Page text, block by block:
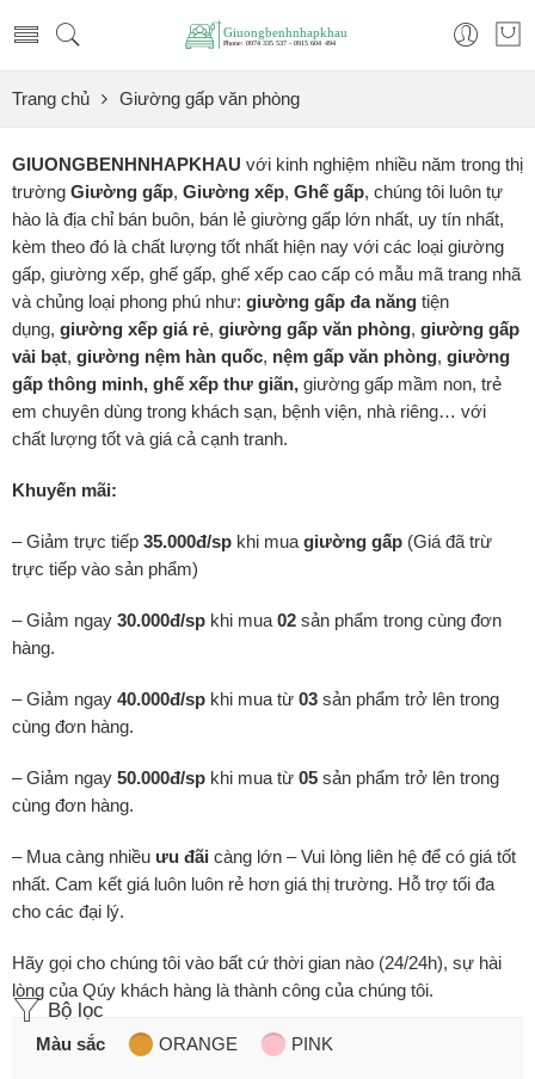
Trang chủ Giường gấp văn phòng
GIUONGBENHNHAPKHAU với kinh nghiệm nhiều năm trong thị
trường Giường gấp, Giường xếp, Ghế gấp, chúng tôi luôn tự
hào là địa chỉ bán buôn, bán lẻ giường gấp lớn nhất, uy tín nhất,
kèm theo đó là chất lượng tốt nhất hiện nay với các loại giường
gấp, giường xếp, ghế gấp, ghế xếp cao cấp có mẫu mã trang nhã
và chủng loại phong phú như: giường gấp đa năng tiện
dụng, giường xếp giá rẻ, giường gấp văn phòng, giường gấp
vải bạt, giường nệm hàn quốc, nệm gấp văn phòng, giường
gấp thông minh, ghế xếp thư giãn, giường gấp mầm non, trẻ
em chuyên dùng trong khách sạn, bệnh viện, nhà riêng… với
chất lượng tốt và giá cả cạnh tranh.
Khuyến mãi:
– Giảm trực tiếp 35.000đ/sp khi mua giường gấp (Giá đã trừ
trực tiếp vào sản phẩm)
– Giảm ngay 30.000đ/sp khi mua 02 sản phẩm trong cùng đơn
hàng.
– Giảm ngay 40.000đ/sp khi mua từ 03 sản phẩm trở lên trong
cùng đơn hàng.
– Giảm ngay 50.000đ/sp khi mua từ 05 sản phẩm trở lên trong
cùng đơn hàng.
– Mua càng nhiều ưu đãi càng lớn – Vui lòng liên hệ để có giá tốt
nhất. Cam kết giá luôn luôn rẻ hơn giá thị trường. Hỗ trợ tối đa
cho các đại lý.
Hãy gọi cho chúng tôi vào bất cứ thời gian nào (24/24h), sự hài
lòng của Qúy khách hàng là thành công của chúng tôi.
Bộ lọc
Màu sắc ORANGE PINK